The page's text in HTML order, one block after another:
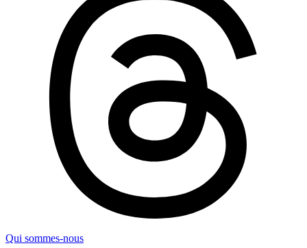
Qui sommes-nous